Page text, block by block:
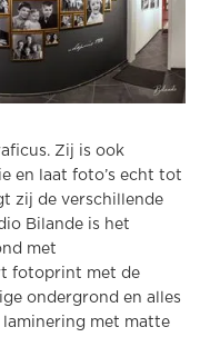
Zij is ook
en laat foto’s echt tot
zij de verschillende
Bilande is het
met
fotoprint met de
ondergrond en alles
met matte